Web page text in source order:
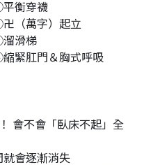
衡穿襪
（萬字）起立
滑梯
緊肛門＆胸式呼吸
會不會「臥床不起」全
會逐漸消失